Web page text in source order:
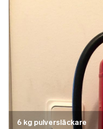
6 kg pulversläckare